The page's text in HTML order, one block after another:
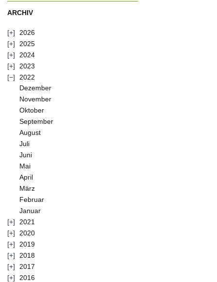
ARCHIV
2026
2025
2024
2023
2022
Dezember
November
Oktober
September
August
Juli
Juni
Mai
April
März
Februar
Januar
2021
2020
2019
2018
2017
2016